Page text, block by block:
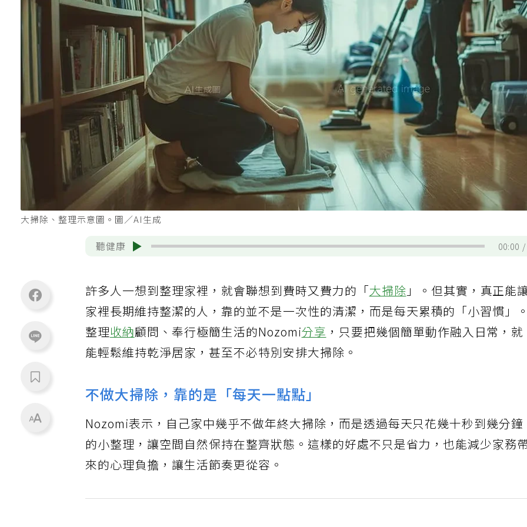
大掃除、整理示意圖。圖／AI生成
聽健康 00:00
許多人一想到整理家裡，就會聯想到費時又費力的「大掃除」。但其實，真正能
家裡長期維持整潔的人，靠的並不是一次性的清潔，而是每天累積的「小習慣」。
整理收納顧問、奉行極簡生活的Nozomi分享 ，只要把幾個簡單動作融入日常，就
能輕鬆維持乾淨居家，甚至不必特別安排大掃除。
不做大掃除，靠的是「每天一點點」
Nozomi表示，自己家中幾乎不做年終大掃除，而是透過每天只花幾十秒到幾分鐘
的小整理，讓空間自然保持在整齊狀態。這樣的好處不只是省力，也能減少家務
來的心理負擔，讓生活節奏更從容。